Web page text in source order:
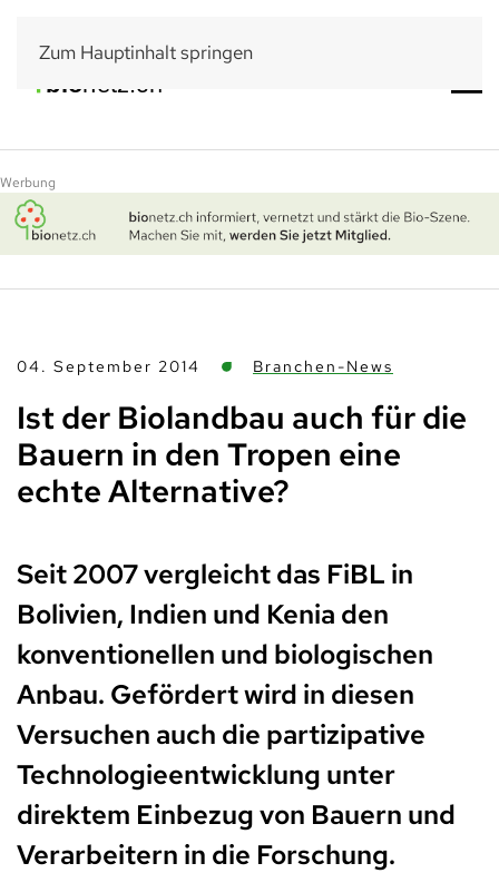
Zum Hauptinhalt springen
Werbung
04. September 2014 Branchen-News
Ist der Biolandbau auch für die
Bauern in den Tropen eine
echte Alternative?
Seit 2007 vergleicht das FiBL in
Bolivien, Indien und Kenia den
konventionellen und biologischen
Anbau. Gefördert wird in diesen
Versuchen auch die partizipative
Technologieentwicklung unter
direktem Einbezug von Bauern und
Verarbeitern in die Forschung.